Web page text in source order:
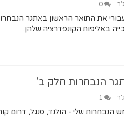
0
את התואר הראשון באתגר
באליפות הקונפדרציה שלהן.
הנבחרות חלק ב'
1
שלי - הולנד, סנגל, דרום